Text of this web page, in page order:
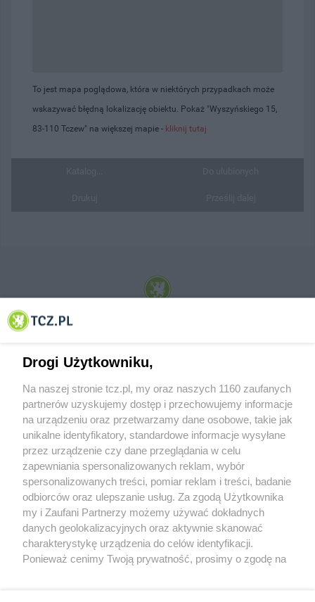
To jest mapa poglądowa, która w niektórych przypadkach może
wskazywać błędną lokalizację obiektu. Pokaż "Wyszyńskiego 15,
83-110 Tczew" na większej mapie - kliknij tutaj
© 2001-2026 Tczew - TCZ.PL Sp. z o.o. Internetowy Serwis Informacyjny Miasta
O FIRMIE POLITYKA PRYWATNOŚCI HOSTING
REKLAMA WSPÓŁPRACA RSS FACEBOOK KONTAKT
Nasze serwisy
Aktualności
Tcz24
Muzyka i kultura
Archiwum wydarzeń
Drogi Użytkowniku,
Na naszej stronie tcz.pl, my oraz naszych 1160 zaufanych
partnerów uzyskujemy dostęp i przechowujemy informacje
na urządzeniu oraz przetwarzamy dane osobowe, takie jak
unikalne identyfikatory, standardowe informacje wysyłane
przez urządzenie czy dane przeglądania w celu
zapewniania spersonalizowanych reklam, wybór
spersonalizowanych treści, pomiar reklam i treści, badanie
odbiorców oraz ulepszanie usług. Za zgodą Użytkownika
my i Zaufani Partnerzy możemy używać dokładnych
danych geolokalizacyjnych oraz aktywnie skanować
charakterystykę urządzenia do celów identyfikacji.
Ponieważ cenimy Twoją prywatność, prosimy o zgodę na